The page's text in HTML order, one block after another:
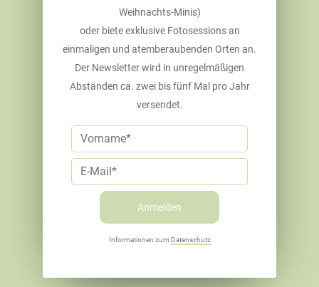
Weihnachts-Minis)
oder biete exklusive Fotosessions an
einmaligen und atemberaubenden Orten an.
Der Newsletter wird in unregelmäßigen
Abständen ca. zwei bis fünf Mal pro Jahr
versendet.
Anmelden
Informationen zum Datenschutz